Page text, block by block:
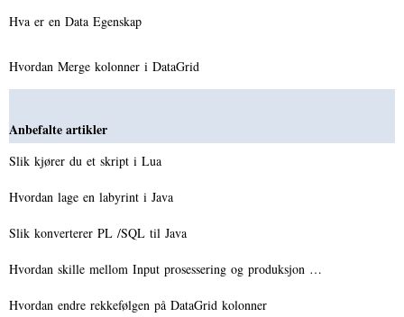
Hva er en Data Egenskap
Hvordan Merge kolonner i DataGrid
Anbefalte artikler
Slik kjører du et skript i Lua
Hvordan lage en labyrint i Java
Slik konverterer PL /SQL til Java
Hvordan skille mellom Input prosessering og produksjon …
Hvordan endre rekkefølgen på DataGrid kolonner